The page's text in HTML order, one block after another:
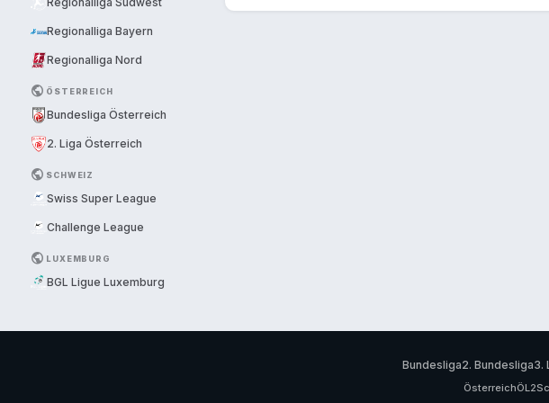
Regionalliga Bayern
Regionalliga Nord
PUBLIC ÖSTERREICH
Bundesliga Österreich
2. Liga Österreich
PUBLIC SCHWEIZ
Swiss Super League
Challenge League
PUBLIC LUXEMBURG
BGL Ligue Luxemburg
Bundesliga2. Bundesliga3.
ÖsterreichÖL2